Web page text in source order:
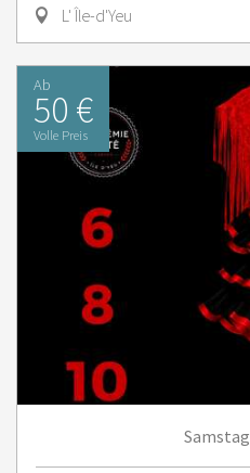
L' Île-d'Yeu
Ab
50 €
Volle Preis
Samstag